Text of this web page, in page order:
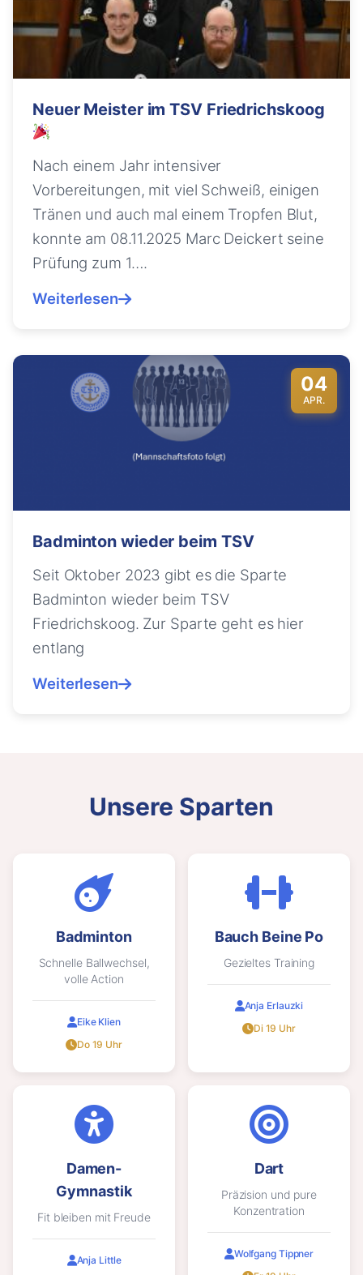
Neuer Meister im TSV Friedrichskoog
Nach einem Jahr intensiver
Vorbereitungen, mit viel Schweiß, einigen
Tränen und auch mal einem Tropfen Blut,
konnte am 08.11.2025 Marc Deickert seine
Prüfung zum 1….
Weiterlesen
04
APR.
Badminton wieder beim TSV
Seit Oktober 2023 gibt es die Sparte
Badminton wieder beim TSV
Friedrichskoog. Zur Sparte geht es hier
entlang
Weiterlesen
Unsere Sparten
Badminton
Schnelle Ballwechsel,
volle Action
Eike Klien
Do 19 Uhr
Bauch Beine Po
Gezieltes Training
Anja Erlauzki
Di 19 Uhr
Damen-
Gymnastik
Fit bleiben mit Freude
Anja Little
Dart
Präzision und pure
Konzentration
Wolfgang Tippner